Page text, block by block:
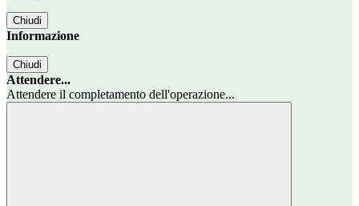
Chiudi
Informazione
Chiudi
Attendere...
Attendere il completamento dell'operazione...